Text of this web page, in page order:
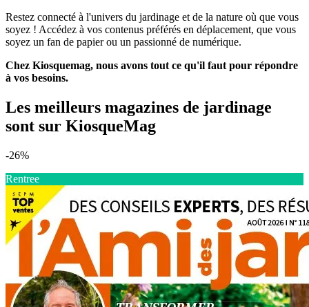
Restez connecté à l'univers du jardinage et de la nature où que vous
soyez ! Accédez à vos contenus préférés en déplacement, que vous
soyez un fan de papier ou un passionné de numérique.
Chez Kiosquemag, nous avons tout ce qu'il faut pour répondre
à vos besoins.
Les meilleurs magazines de jardinage
sont sur KiosqueMag
-26%
Rentree